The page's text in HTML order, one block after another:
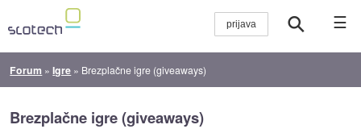
☰
Forum »Igre » Brezplačne igre (giveaways)
Brezplačne igre (giveaways)